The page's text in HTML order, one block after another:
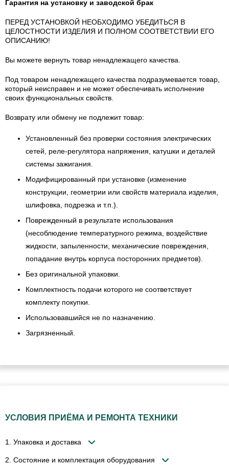
Гарантия на установку и заводской брак
ПЕРЕД УСТАНОВКОЙ НЕОБХОДИМО УБЕДИТЬСЯ В
ЦЕЛОСТНОСТИ ИЗДЕЛИЯ И ПОЛНОМ СООТВЕТСТВИИ ЕГО
ОПИСАНИЮ!
Вы можете вернуть товар ненадлежащего качества.
Под товаром ненадлежащего качества подразумевается товар,
который неисправен и не может обеспечивать исполнение
своих функциональных свойств.
Возврату или обмену не подлежит товар:
Установленный без проверки состояния электрических
сетей, реле-регулятора напряжения, катушки и деталей
системы зажигания.
Модифицированный при установке (изменение
конструкции, геометрии или свойств материала изделия,
шлифовка, подрезка и т.п.).
Поврежденный в результате использования
(несоблюдение температурного режима, воздействие
жидкости, запыленности, механические повреждения,
попадание внутрь корпуса посторонних предметов).
Без оригинальной упаковки.
Комплектность подачи которого не соответствует
комплекту покупки.
Использовавшийся не по назначению.
Загрязненный.
УСЛОВИЯ ПРИЁМА И РЕМОНТА ТЕХНИКИ
1. Упаковка и доставка
2. Состояние и комплектация оборудования